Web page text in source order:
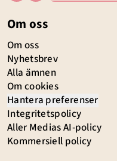
Om oss
Om oss
Nyhetsbrev
Alla ämnen
Om cookies
Hantera preferenser
Integritetspolicy
Aller Medias AI-policy
Kommersiell policy